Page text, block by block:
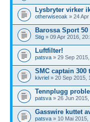
Lysbryter virker
otherwiseoak » 24
Barossa Sport 50
Stig » 09 Apr 2016,
Luftfilter!
patsva » 29 Sep
SMC captain 300
kivriel » 20 Sep 2015,
Tennplugg
patsva » 26 Jun 2015,
Gasswire kuttet
patsva » 10 Mai 2015,